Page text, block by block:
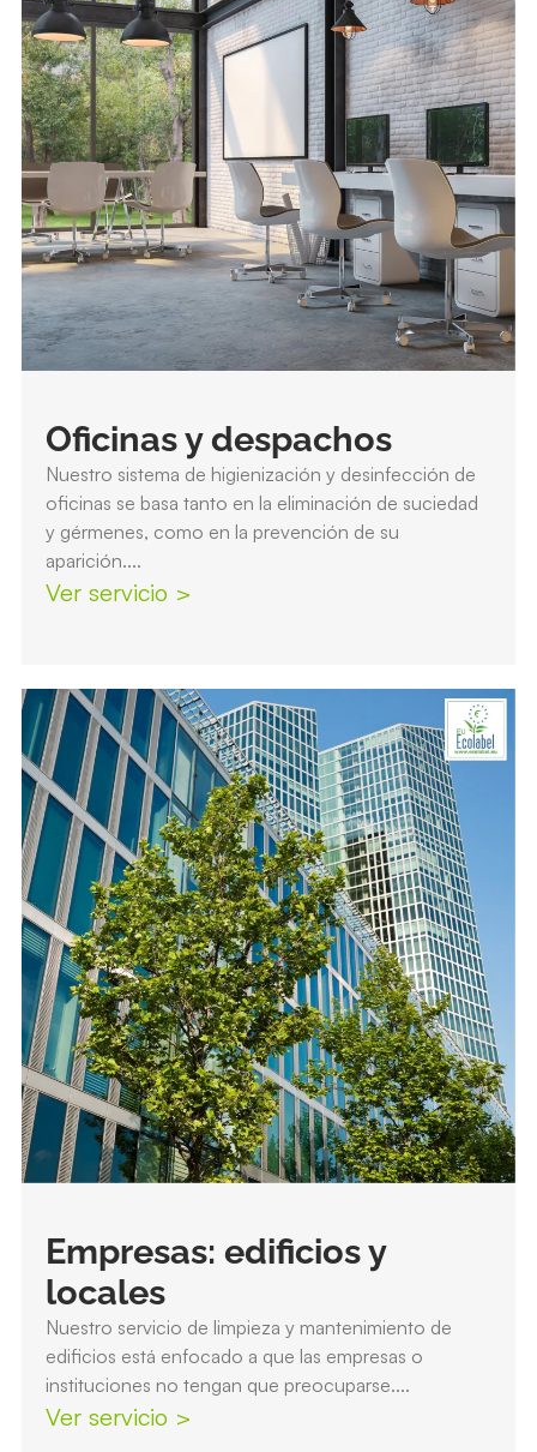
Oficinas y despachos
Nuestro sistema de higienización y desinfección de
oficinas se basa tanto en la eliminación de suciedad
y gérmenes, como en la prevención de su
aparición....
Ver servicio >
Empresas: edificios y
locales
Nuestro servicio de limpieza y mantenimiento de
edificios está enfocado a que las empresas o
instituciones no tengan que preocuparse....
Ver servicio >